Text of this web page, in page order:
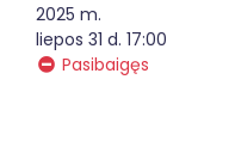
2025 m.
liepos 31 d. 17:00
Pasibaigęs